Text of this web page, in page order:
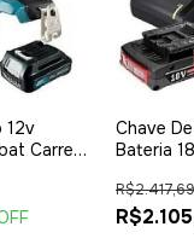
12v
Carreg
Chave
Bateria
R$2.417,69